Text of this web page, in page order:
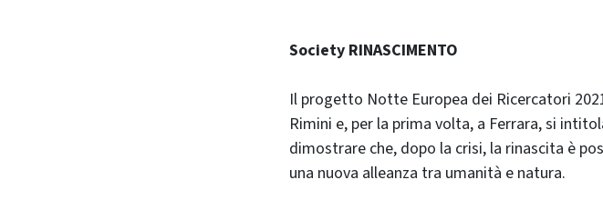
Society RINASCIMENTO
Il progetto Notte Europea dei Ricercatori
Rimini e, per la prima volta, a Ferrara, si
dimostrare che, dopo la crisi, la rinascita è
una nuova alleanza tra umanità e natura.